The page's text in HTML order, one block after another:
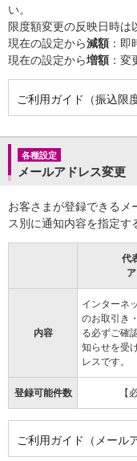
通帳アプリ
イオン銀行PayB
イオングループアプリ
iAEON
AEON Pay
支払・入金・サービス
支払・入金TOP
口座振替サービス
自動入金サービス
WEB即時決済サービス
スマホ決済アプリ
公営競技
電子マネーWAON
インボイス
その他サービス
金利
キャンペーン
店舗
い。
限度額変更の反映日時は
現在の設定から減額：即
現在の設定から増額：変
ご利用ガイド（振込限
各種設定
メールアドレス変更
お客さまが登録できるメ
ス別に通知内容を指定す
代
内容
インターネ
のお取引き
る必ずご確
知らせを受
レスです。
登録可能件数 【
ご利用ガイド（メール